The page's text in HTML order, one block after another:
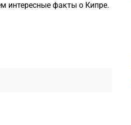
интересные факты о Кипре.